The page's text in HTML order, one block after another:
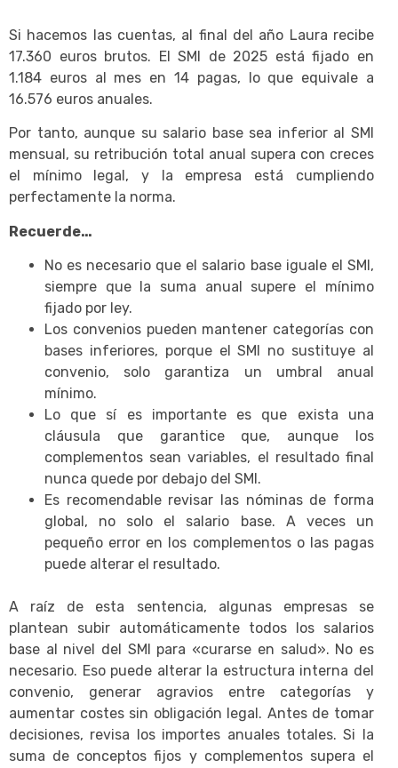
Si hacemos las cuentas, al final del año Laura recibe
17.360 euros brutos. El SMI de 2025 está fijado en
1.184 euros al mes en 14 pagas, lo que equivale a
16.576 euros anuales.
Por tanto, aunque su salario base sea inferior al SMI
mensual, su retribución total anual supera con creces
el mínimo legal, y la empresa está cumpliendo
perfectamente la norma.
Recuerde…
No es necesario que el salario base iguale el SMI,
siempre que la suma anual supere el mínimo
fijado por ley.
Los convenios pueden mantener categorías con
bases inferiores, porque el SMI no sustituye al
convenio, solo garantiza un umbral anual
mínimo.
Lo que sí es importante es que exista una
cláusula que garantice que, aunque los
complementos sean variables, el resultado final
nunca quede por debajo del SMI.
Es recomendable revisar las nóminas de forma
global, no solo el salario base. A veces un
pequeño error en los complementos o las pagas
puede alterar el resultado.
A raíz de esta sentencia, algunas empresas se
plantean subir automáticamente todos los salarios
base al nivel del SMI para «curarse en salud». No es
necesario. Eso puede alterar la estructura interna del
convenio, generar agravios entre categorías y
aumentar costes sin obligación legal. Antes de tomar
decisiones, revisa los importes anuales totales. Si la
suma de conceptos fijos y complementos supera el